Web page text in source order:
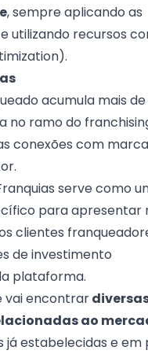
, sempre aplicando as
utilizando recursos
acumula mais
no ramo do
conexões com
serve como
para apresentar
clientes
de investimento
plataforma.
vai encontrar
ao
já estabelecidas e em